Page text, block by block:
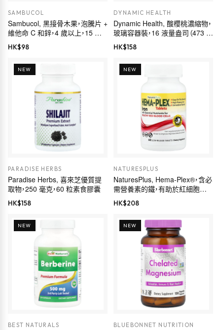
SAMBUCOL
Sambucol, 黑接骨木果，泡騰片 +
維他命 C 和鋅，4 歲以上，15 片
泡騰片
HK$98
DYNAMIC HEALTH
Dynamic Health, 酸櫻桃濃縮物，
玻璃容器裝，16 液量盎司（473 毫
HK$158
NEW
PARADISE HERBS
Paradise Herbs, 喜來芝優質提
取物，250 毫克，60 粒素食膠囊
HK$158
NEW
NATURESPLUS
NaturesPlus, Hema-Plex®，含必
需營養素的鐵，有助於紅細胞健
康，60 片緩釋片
HK$208
NEW
BEST NATURALS
NEW
BLUEBONNET NUTRITION